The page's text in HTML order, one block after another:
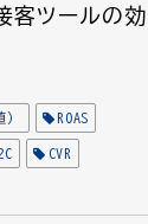
客ツールの効
） ROAS
CVR